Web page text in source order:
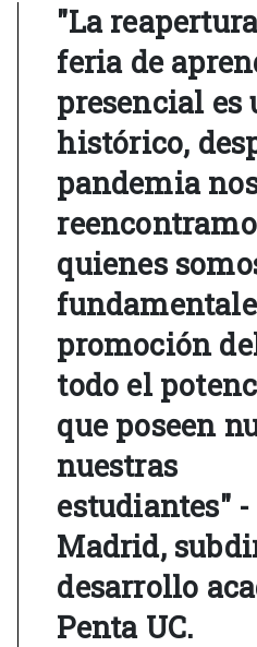
"La
feria de
presencial es
histórico,
pandemia
quienes
promoción
todo el
que poseen
nuestras
estudiantes" -
Madrid,
desarrollo
Penta UC.